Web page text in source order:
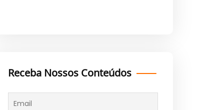
Receba Nossos Conteúdos